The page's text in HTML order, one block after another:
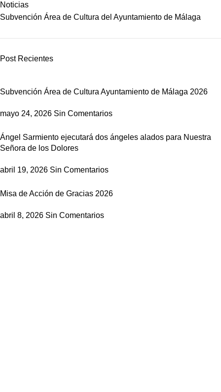
Noticias
Subvención Área de Cultura del Ayuntamiento de Málaga
Post Recientes
Subvención Área de Cultura Ayuntamiento de Málaga 2026
mayo 24, 2026 Sin Comentarios
Ángel Sarmiento ejecutará dos ángeles alados para Nuestra
Señora de los Dolores
abril 19, 2026 Sin Comentarios
Misa de Acción de Gracias 2026
abril 8, 2026 Sin Comentarios